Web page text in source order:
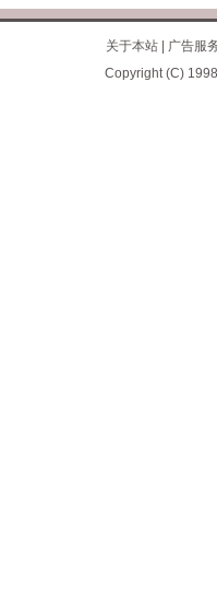
关于本站|
广告服
Copyright (C)